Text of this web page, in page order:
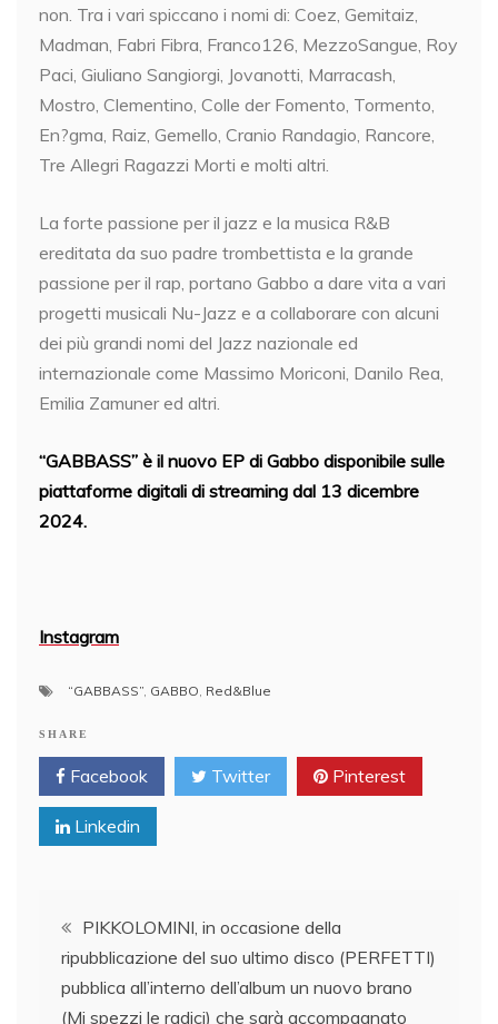
non. Tra i vari spiccano i nomi di: Coez, Gemitaiz,
Madman, Fabri Fibra, Franco126, MezzoSangue, Roy
Paci, Giuliano Sangiorgi, Jovanotti, Marracash,
Mostro, Clementino, Colle der Fomento, Tormento,
En?gma, Raiz, Gemello, Cranio Randagio, Rancore,
Tre Allegri Ragazzi Morti e molti altri.
La forte passione per il jazz e la musica R&B
ereditata da suo padre trombettista e la grande
passione per il rap, portano Gabbo a dare vita a vari
progetti musicali Nu-Jazz e a collaborare con alcuni
dei più grandi nomi del Jazz nazionale ed
internazionale come Massimo Moriconi, Danilo Rea,
Emilia Zamuner ed altri.
“GABBASS” è il nuovo EP di Gabbo disponibile sulle
piattaforme digitali di streaming dal 13 dicembre
2024.
Instagram
“GABBASS”, GABBO, Red&Blue
SHARE
Facebook Twitter Pinterest
Linkedin
Post
navigation
PIKKOLOMINI, in occasione della
ripubblicazione del suo ultimo disco (PERFETTI)
pubblica all’interno dell’album un nuovo brano
(Mi spezzi le radici) che sarà accompagnato